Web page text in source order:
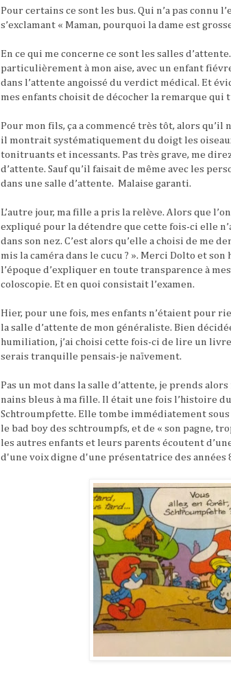
Pour certains ce sont les bus. Qui n’a pas connu
s’exclamant « Maman, pourquoi la dame est grosse
En ce qui me concerne ce sont les salles
particulièrement à mon aise, avec un enfant
dans l’attente angoissé du verdict médical. Et
mes enfants choisit de décocher la remarque qui
Pour mon fils, ça a commencé très tôt, alors
il montrait systématiquement du doigt les
tonitruants et incessants. Pas très grave, me
d’attente. Sauf qu’il faisait de même avec les
dans une salle d’attente. Malaise garanti.
L’autre jour, ma fille a pris la relève. Alors que
expliqué pour la détendre que cette fois-ci elle
dans son nez. C’est alors qu’elle a choisi de me
mis la caméra dans le cucu ? ». Merci Dolto et
l’époque d’expliquer en toute transparence à
coloscopie. Et en quoi consistait l’examen.
Hier, pour une fois, mes enfants n’étaient pour
la salle d’attente de mon généraliste. Bien
humiliation, j’ai choisi cette fois-ci de lire un livre
serais tranquille pensais-je naïvement.
Pas un mot dans la salle d’attente, je prends
nains bleus à ma fille. Il était une fois l’histoire
Schtroumpfette. Elle tombe immédiatement
le bad boy des schtroumpfs, et de « son pagne,
les autres enfants et leurs parents écoutent
d'une voix digne d'une présentatrice des années